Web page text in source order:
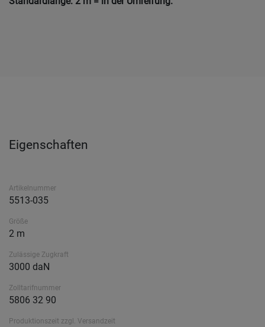
Eigenschaften
Artikelnummer
5513-035
Größe
2 m
Zulässige Zugkraft
3000 daN
Zolltarifnummer
5806 32 90
Produktionszeit zzgl. Versandzeit